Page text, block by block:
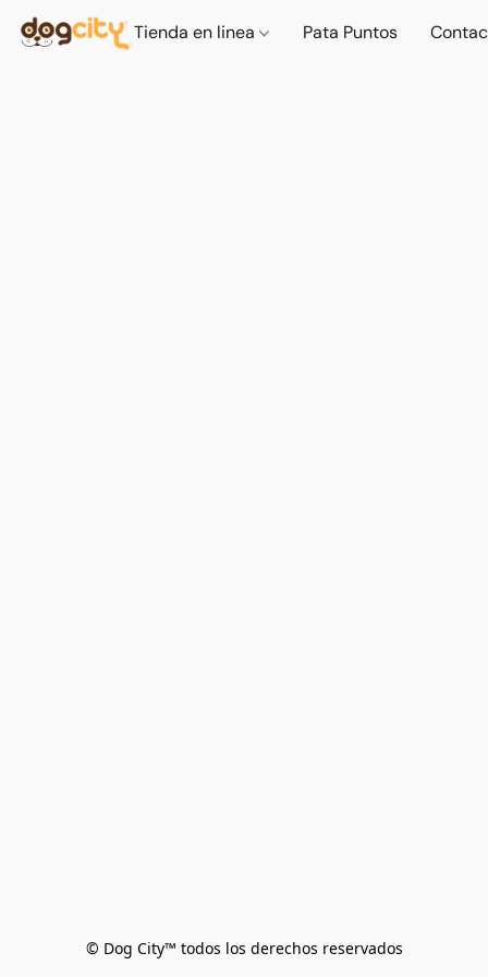
Tienda en linea Pata Puntos
© Dog City™ todos los derechos reservados